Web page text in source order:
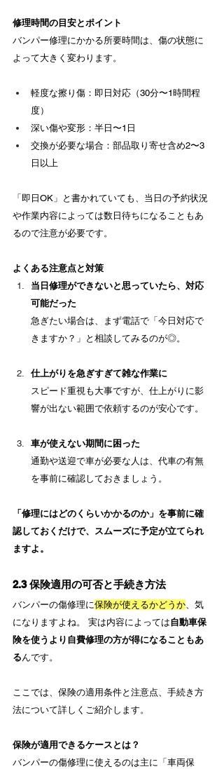
修理時間の目安とポイント
バンパー修理にかかる所要時間は、傷の状態に
よって大きく変わります。
軽度な擦り傷：即日対応（30分〜1時間程
度）
深い傷や変形：半日〜1日
交換が必要な場合：部品取り寄せ含め2〜3
日以上
「即日OK」と書かれていても、当日の予約状況
や作業内容によっては数日待ちになることもあ
るので注意が必要です。
よくある注意点と対策
当日修理ができないと思っていたら、対応
可能だった
急ぎたい場合は、まず電話で「今日対応で
きますか？」と相談してみるのが◎。
仕上がりを急ぎすぎて雑な作業に
スピード重視も大事ですが、仕上がりに影
響が出ない範囲で依頼するのが安心です。
車が使えない期間に困った
通勤や送迎で車が必要な人は、代車の有無
を事前に確認しておきましょう。
「修理にはどのくらいかかるのか」を事前に確
認しておくだけで、スムーズに予定が立てられ
ますよ。
2.3 保険適用の可否と手続き方法
バンパーの傷修理に保険が使えるかどうか、気
になりますよね。 実は内容によっては自動車保
険を使うより自費修理の方が得になることもあ
るんです。
ここでは、保険の適用条件と注意点、手続き方
法について詳しくご紹介します。
保険が適用できるケースとは？
バンパーの傷修理に使えるのは主に「車両保